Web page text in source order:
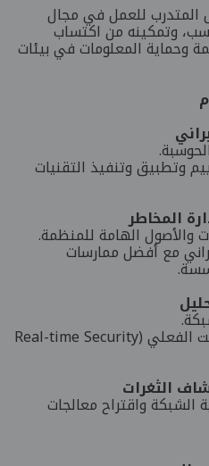
المتدرب للعمل في مجال
وتمكينه من اكتساب
وحماية المعلومات في بيئات
وتطبيق وتنفيذ التقنيات
المخاطر
والأصول الهامة للمنظمة.
مع أفضل ممارسات
توفير الحلول الأمنية في الوقت الفعلي (Real-time Security
الثغرات
الشبكة واقتراح معالجات